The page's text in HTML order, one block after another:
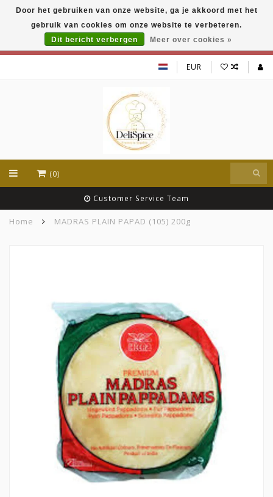
DeliSpice is your online Indian grocery shop with
exclusive brands like Daawat, Suhana, DeliSpice
and many more !!!
EUR
(0)
Customer Service Team
Home MADRAS PLAIN PAPAD (105) 200g
Door het gebruiken van onze website, ga je akkoord met het
gebruik van cookies om onze website te verbeteren.
Dit bericht verbergen
Meer over cookies »